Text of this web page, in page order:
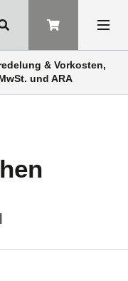
& Vorkosten,
und ARA